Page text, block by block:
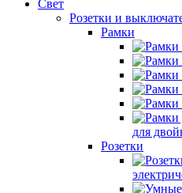
Свет
Розетки и
Рамки
для
Розетки